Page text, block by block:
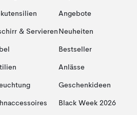
& Servieren
Angebote
Neuheiten
Bestseller
Anlässe
Geschenkideen
Black Week 2026